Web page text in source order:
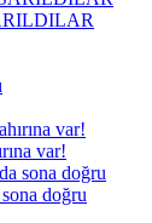
var!
doğru